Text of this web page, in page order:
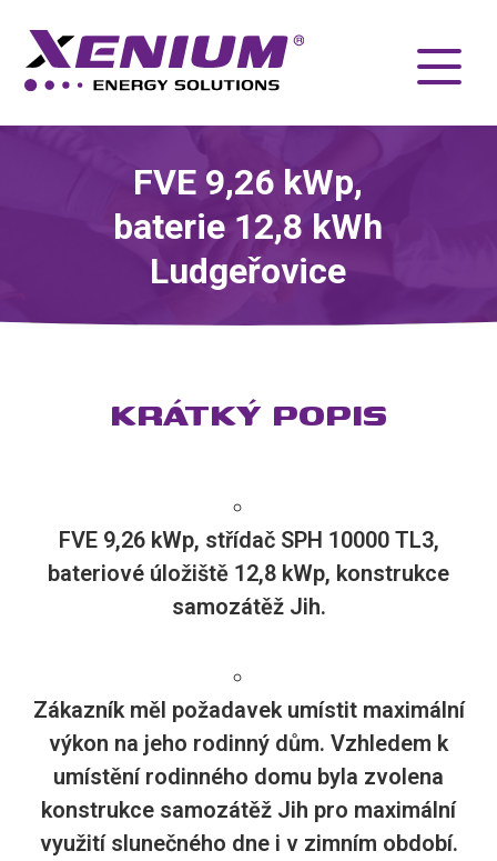
FVE 9,26 kWp,
baterie 12,8 kWh
Ludgeřovice
KRÁTKÝ POPIS
FVE 9,26 kWp, střídač SPH 10000 TL3,
bateriové úložiště 12,8 kWp, konstrukce
samozátěž Jih.
Zákazník měl požadavek umístit maximální
výkon na jeho rodinný dům. Vzhledem k
umístění rodinného domu byla zvolena
konstrukce samozátěž Jih pro maximální
využití slunečného dne i v zimním období.